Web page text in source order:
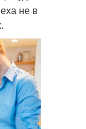
не в